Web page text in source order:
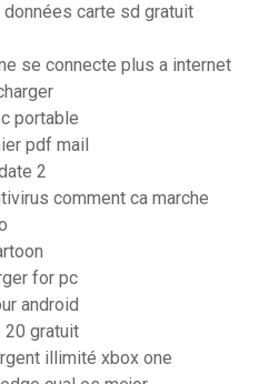
carte sd gratuit
se connecte plus a internet
portable
pdf mail
2
comment ca marche
for pc
android
20 gratuit
illimité xbox one